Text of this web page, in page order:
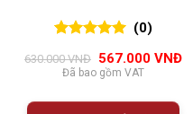
đánh giá
(0)
630.000VNĐ Giá
gốc
là:
630.000 VNĐ.
567.000 VNĐGiá
Đã bao gồm VAT